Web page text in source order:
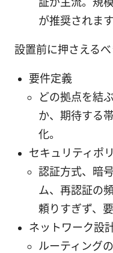
が推奨されます
設置前に押さえる
要件定義
どの拠点を結
か、期待する
化。
セキュリティポ
認証方式、暗
ム、再認証の
頼りすぎず、
ネットワーク設
ルーティング